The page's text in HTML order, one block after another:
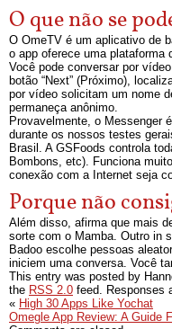
O que não se
O OmeTV é um aplicativo de
o app oferece uma plataforma
Você pode conversar por
botão “Next” (Próximo),
por vídeo solicitam um nome
permaneça anônimo.
Provavelmente, o Messenger
durante os nossos testes
Brasil. A GSFoods controla
Bombons, etc). Funciona
conexão com a Internet seja
Porque não
Além disso, afirma que mais
sorte com o Mamba. Outro in
Badoo escolhe pessoas
iniciem uma conversa. Você
This entry was posted by
the RSS 2.0 feed. Responses
« High 30 Apps Like Yochat
Omegle App Review: A Guide